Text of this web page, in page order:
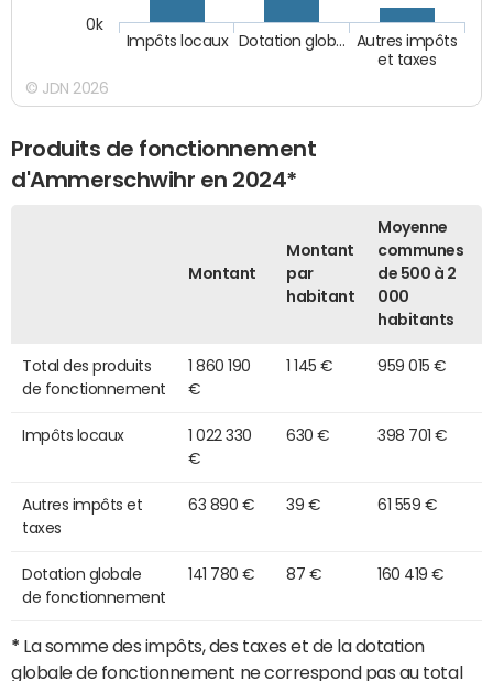
Autres impôts
et taxes
Dotation glob…
Impôts locaux
0k
© JDN 2026
Produits de fonctionnement
d'Ammerschwihr en 2024*
Montant
Montant
par
habitant
Moyenne
communes
de 500 à 2
000
habitants
Total des produits
de fonctionnement
1 860 190
€
1 145 € 959 015 €
Impôts locaux
1 022 330
€
630 € 398 701 €
Autres impôts et
taxes
63 890 € 39 € 61 559 €
Dotation globale
de fonctionnement
141 780 € 87 € 160 419 €
* La somme des impôts, des taxes et de la dotation
globale de fonctionnement ne correspond pas au total